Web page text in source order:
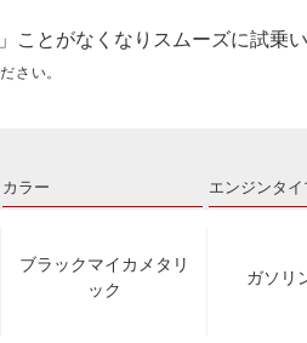
とがなくなりスムーズに試乗い
さい。
カラー エンジンタイ
ブラックマイカメタリ
ック
ガソリ